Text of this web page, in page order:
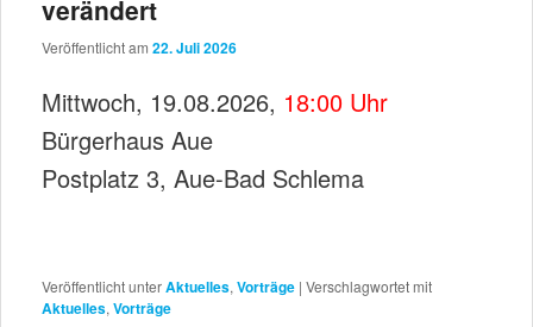
verändert
Veröffentlicht am 22. Juli 2026
Mittwoch, 19.08.2026, 18:00 Uhr
Bürgerhaus Aue
Postplatz 3, Aue-Bad Schlema
Veröffentlicht unterAktuelles, Vorträge | Verschlagwortet mit
Aktuelles, Vorträge